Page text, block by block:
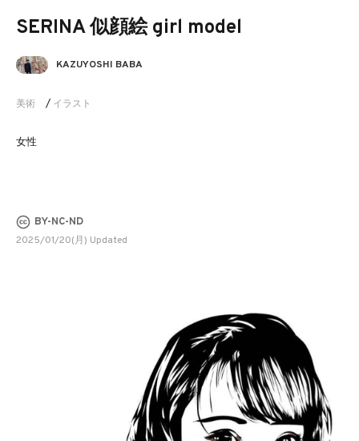
SERINA 似顔絵 girl model
美術 / イラスト
KAZUYOSHI BABA
女性
BY-NC-ND
2025/01/20(月) Updated